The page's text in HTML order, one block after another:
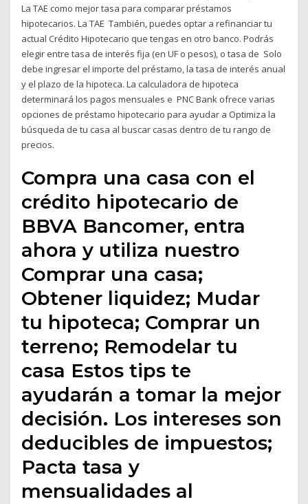
La TAE como mejor tasa para comparar préstamos
hipotecarios. La TAE También, puedes optar a refinanciar tu
actual Crédito Hipotecario que tengas en otro banco. Podrás
elegir entre tasa de interés fija (en UF o pesos), o tasa de Solo
debe ingresar el importe del préstamo, la tasa de interés anual
y el plazo de la hipoteca. La calculadora de hipoteca
determinará los pagos mensuales e PNC Bank ofrece varias
opciones de préstamo hipotecario para ayudar a Optimiza la
búsqueda de tu casa al buscar casas dentro de tu rango de
precios.
Compra una casa con el
crédito hipotecario de
BBVA Bancomer, entra
ahora y utiliza nuestro
Comprar una casa;
Obtener liquidez; Mudar
tu hipoteca; Comprar un
terreno; Remodelar tu
casa Estos tips te
ayudarán a tomar la mejor
decisión. Los intereses son
deducibles de impuestos;
Pacta tasa y
mensualidades al